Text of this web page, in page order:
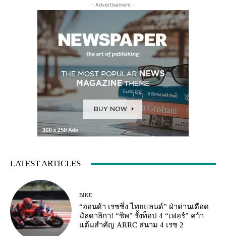
- Advertisement -
LATEST ARTICLES
BIKE
“ฮอนด้า เรซซิ่ง ไทยแลนด์” ฝ่าด่านเดือด
มัลดาลิกา! “ชิพ” รั้งท็อป 4 “เฟอร์” คว้า
แต้มสำคัญ ARRC สนาม 4 เรซ 2